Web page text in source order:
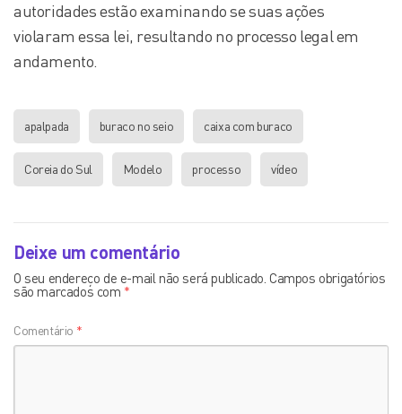
autoridades estão examinando se suas ações
violaram essa lei, resultando no processo legal em
andamento.
apalpada buraco no seio caixa com buraco
Coreia do Sul Modelo processo vídeo
Deixe um comentário
O seu endereço de e-mail não será publicado. Campos obrigatórios
são marcados com *
Comentário *